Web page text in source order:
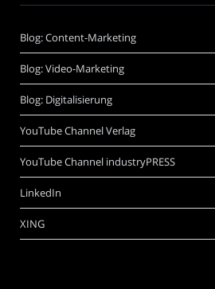
Blog: Content-Marketing
Blog: Video-Marketing
Blog: Digitalisierung
YouTube Channel Verlag
YouTube Channel industryPRESS
LinkedIn
XING